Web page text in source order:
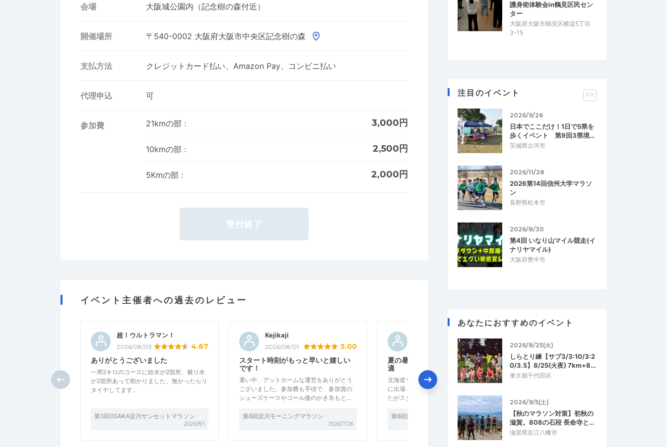
会場 大阪城公園内（記念樹の森付近）
開催場所 〒540-0002 大阪府大阪市中央区記念樹の森
支払方法 クレジットカード払い、Amazon Pay、コンビニ払い
代理申込 可
参加費 21kmの部 : 3,000円
10kmの部 : 2,500円
5Kmの部 : 2,000円
受付終了
イベント主催者への過去のレビュー
超！ウルトラマン！
2026/08/03 4.67
ありがとうございました
一周2キロのコースに給水が2箇所、被り水
が2箇所あって助かりました。無かったらリ
タイヤしてます。
第1回OSAKA淀川サンセットマラソン
2026/8/1
Kejikaji
2026/08/01 5.00
スタート時刻がもっと早いと嬉しい
です！
暑い中、アットホームな運営をありがとう
ございました。参加費も手頃で、参加賞の
シューズケースやゴール後のかき氷もと…
第6回淀川モーニングマラソン
2026/7/26
4.67
夏の暑さに慣れるトレーニングに最
適
北海道マラソンに向けて、暑さに慣れる為
に出場 日差しがキツく、体力が削られまし
たがスタッフの皆さんの声掛けもあり予…
第6回淀川モーニングマラソン
2026/7/26
マラソンシーズンに向けたいい練習
暑い中、ありがとうございました。
第8回マリンポートかごしまサンセットマ
ラソン
護身術体験会in鶴見区民セン
ター
大阪府大阪市鶴見区横堤5丁目
3-15
注目のイベント PR
2026/9/26
日本でここだけ！1日で5県を
歩くイベント 第9回3県境…
茨城県古河市
2026/11/28
2026第14回信州大学マラソ
ン
長野県松本市
2026/8/30
第4回 いなり山マイル競走(イ
ナリヤマイル)
大阪府豊中市
あなたにおすすめのイベント
2026/8/25(火)
しらとり練【サブ3/3:10/3:2
0/3.5】8/25(火夜) 7km+8…
東京都千代田区
2026/9/5(土)
【秋のマラソン対策】初秋の
滋賀。808の石段 長命寺と…
滋賀県近江八幡市